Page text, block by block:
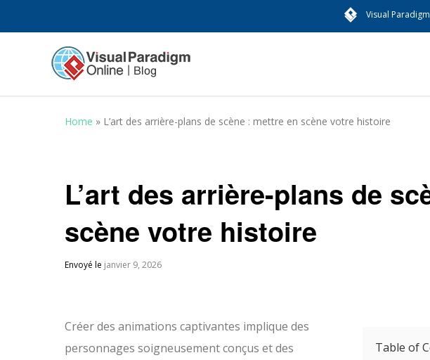
Visual
Home » L’art des arrière-plans de scène : mettre en scène votre histoire
L’art des arrière-plans de
scène votre histoire
Envoyé le janvier 9, 2026
Table of
Créer des animations captivantes implique des
personnages soigneusement conçus et des